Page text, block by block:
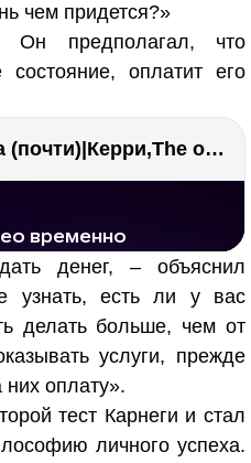
чем придется?»
Он предполагал, что
оплатит его
24 часа чтения без сна (почти)|Керри,The one единственный, Адвокат дьявола
денег, – объяснил
узнать, есть ли у вас
делать больше, чем от
услуги, прежде
них оплату».
тест Карнеги и стал
личного успеха.